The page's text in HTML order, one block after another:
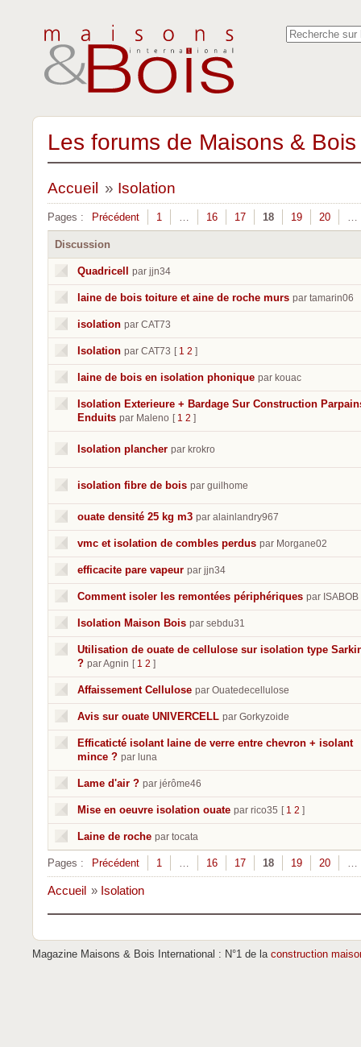
Les forums de Maisons &
Accueil » Isolation
Pages : Précédent 1 … 16 17 18 19 20 …
Discussion
Quadricell par jjn34
laine de bois toiture et aine de roche murs par tamarin06
isolation par CAT73
Isolation par CAT73 [ 1 2 ]
laine de bois en isolation phonique par kouac
Isolation Exterieure + Bardage Sur Construction
Enduits par Maleno [ 1 2 ]
Isolation plancher par krokro
isolation fibre de bois par guilhome
ouate densité 25 kg m3 par alainlandry967
vmc et isolation de combles perdus par Morgane02
efficacite pare vapeur par jjn34
Comment isoler les remontées périphériques par ISABOB
Isolation Maison Bois par sebdu31
Utilisation de ouate de cellulose sur isolation type
? par Agnin [ 1 2 ]
Affaissement Cellulose par Ouatedecellulose
Avis sur ouate UNIVERCELL par Gorkyzoide
Efficaticté isolant laine de verre entre chevron + isolant
mince ? par luna
Lame d'air ? par jérôme46
Mise en oeuvre isolation ouate par rico35 [ 1 2 ]
Laine de roche par tocata
Pages : Précédent 1 … 16 17 18 19 20 …
Accueil » Isolation
Magazine Maisons & Bois International : N°1 de la construction